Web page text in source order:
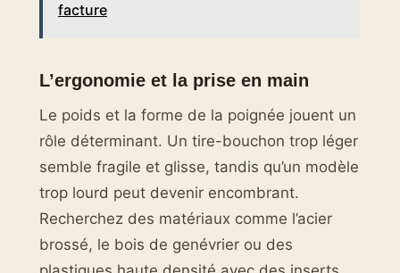
facture
L’ergonomie et la prise en main
Le poids et la forme de la poignée jouent un
rôle déterminant. Un tire-bouchon trop léger
semble fragile et glisse, tandis qu’un modèle
trop lourd peut devenir encombrant.
Recherchez des matériaux comme l’acier
brossé, le bois de genévrier ou des